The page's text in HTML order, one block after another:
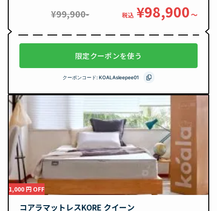
¥99,900- 税込 ¥98,900〜
限定クーポンを使う
クーポンコード: KOALAsleepee01
1,000 円 OFF
コアラマットレスKORE クイーン